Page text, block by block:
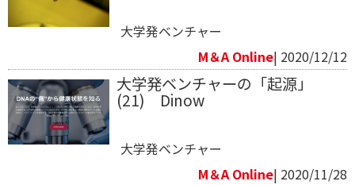
大学発ベンチャー
M＆A Online| 2020/12/12
大学発ベンチャーの「起源」
(21) Dinow
大学発ベンチャー
M＆A Online| 2020/11/28